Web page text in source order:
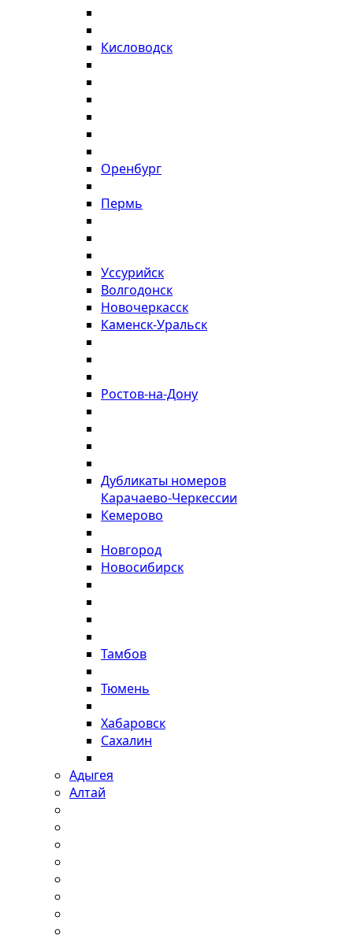
Кисловодск
Оренбург
Пермь
Уссурийск
Волгодонск
Новочеркасск
Каменск-Уральск
Ростов-на-Дону
Дубликаты номеров
Карачаево-Черкессии
Кемерово
Новгород
Новосибирск
Тамбов
Тюмень
Хабаровск
Сахалин
Адыгея
Алтай